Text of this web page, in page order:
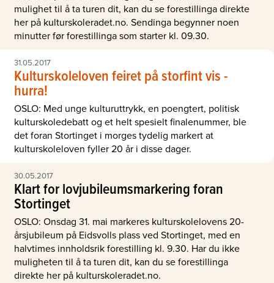
mulighet til å ta turen dit, kan du se forestillinga direkte
her på kulturskoleradet.no. Sendinga begynner noen
minutter før forestillinga som starter kl. 09.30.
31.05.2017
Kulturskoleloven feiret på storfint vis -
hurra!
OSLO: Med unge kulturuttrykk, en poengtert, politisk
kulturskoledebatt og et helt spesielt finalenummer, ble
det foran Stortinget i morges tydelig markert at
kulturskoleloven fyller 20 år i disse dager.
30.05.2017
Klart for lovjubileumsmarkering foran
Stortinget
OSLO: Onsdag 31. mai markeres kulturskolelovens 20-
årsjubileum på Eidsvolls plass ved Stortinget, med en
halvtimes innholdsrik forestilling kl. 9.30. Har du ikke
muligheten til å ta turen dit, kan du se forestillinga
direkte her på kulturskoleradet.no.